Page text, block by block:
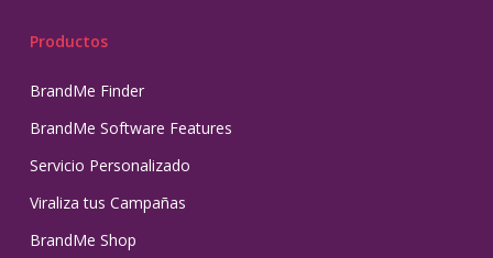
Productos
BrandMe Finder
BrandMe Software Features
Servicio Personalizado
Viraliza tus Campañas
BrandMe Shop